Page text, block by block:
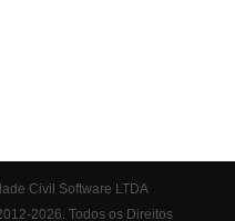
Civil Software LTDA
2026. Todos os Direitos